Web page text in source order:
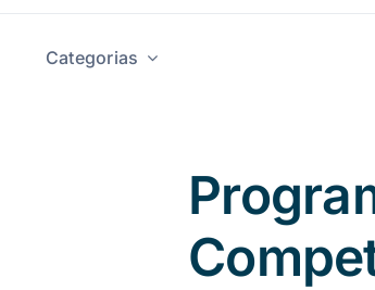
Categorias